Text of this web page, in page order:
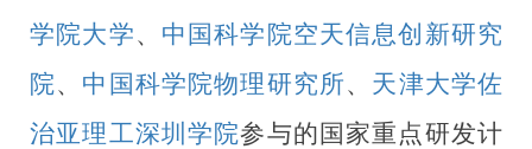
学院大学、 中国科学院空天信息创新研究
院、 中国科学院物理研究所、 天津大学佐
治亚理工深圳学院参与的国家重点研发计